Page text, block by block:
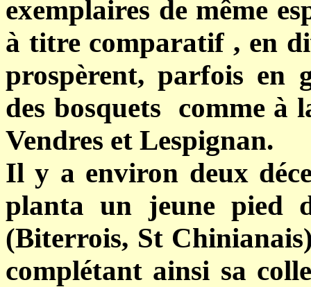
exemplaires de même
à titre comparatif , en
prospèrent, parfois en
des bosquets comme à
Vendres et Lespignan.
Il y a environ deux
planta un jeune pied
(Biterrois, St
complétant ainsi sa